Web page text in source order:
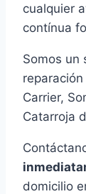
cualquier
contínua
Somos un
Carrier,
Catarroja
domicilio